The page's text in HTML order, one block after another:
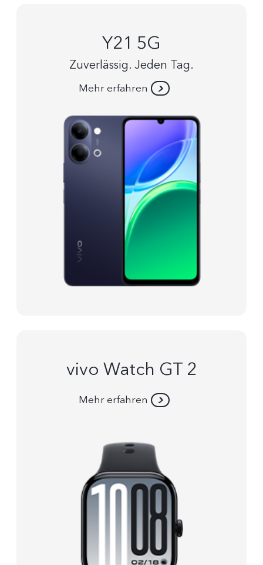
Y21 5G
Zuverlässig. Jeden Tag.
Mehr erfahren
vivo Watch GT 2
Mehr erfahren